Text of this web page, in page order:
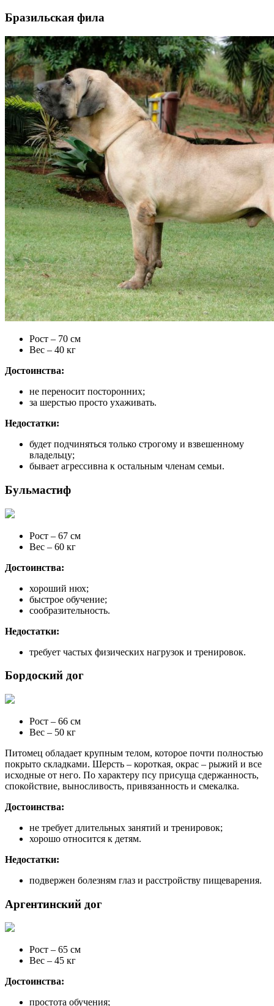
Бразильская фила
Рост – 70 см
Вес – 40 кг
Достоинства:
не переносит посторонних;
за шерстью просто ухаживать.
Недостатки:
будет подчиняться только строгому и взвешенному
владельцу;
бывает агрессивна к остальным членам семьи.
Бульмастиф
Рост – 67 см
Вес – 60 кг
Достоинства:
хороший нюх;
быстрое обучение;
сообразительность.
Недостатки:
требует частых физических нагрузок и тренировок.
Бордоский дог
Рост – 66 см
Вес – 50 кг
Питомец обладает крупным телом, которое почти полностью
покрыто складками. Шерсть – короткая, окрас – рыжий и все
исходные от него. По характеру псу присуща сдержанность,
спокойствие, выносливость, привязанность и смекалка.
Достоинства:
не требует длительных занятий и тренировок;
хорошо относится к детям.
Недостатки:
подвержен болезням глаз и расстройству пищеварения.
Аргентинский дог
Рост – 65 см
Вес – 45 кг
Достоинства:
простота обучения;